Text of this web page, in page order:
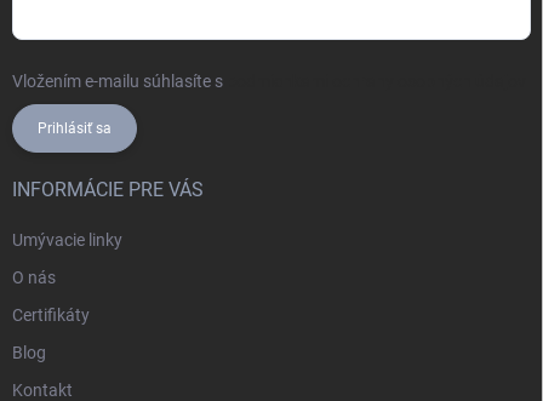
Vložením e-mailu súhlasíte s
Prihlásiť sa
INFORMÁCIE PRE VÁS
Umývacie linky
O nás
Certifikáty
Blog
Kontakt